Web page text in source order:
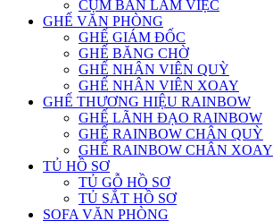
CỤM BÀN LÀM VIỆC
GHẾ VĂN PHÒNG
GHẾ GIÁM ĐỐC
GHẾ BĂNG CHỜ
GHẾ NHÂN VIÊN QUỲ
GHẾ NHÂN VIÊN XOAY
GHẾ THƯƠNG HIỆU RAINBOW
GHẾ LÃNH ĐẠO RAINBOW
GHẾ RAINBOW CHÂN QUỲ
GHẾ RAINBOW CHÂN XOAY
TỦ HỒ SƠ
TỦ GỖ HỒ SƠ
TỦ SẮT HỒ SƠ
SOFA VĂN PHÒNG